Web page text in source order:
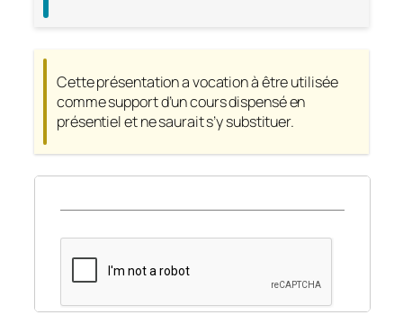
Cette présentation a vocation à être utilisée
comme support d’un cours dispensé en
présentiel et ne saurait s’y substituer.